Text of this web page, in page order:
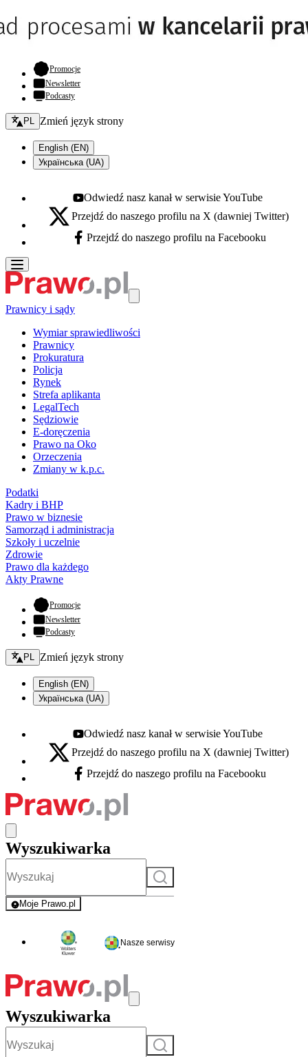
Promocje- otwiera się w nowej karcie
Newsletter
Podcasty
Zmień język - bieżący:
PL Zmień język strony
English (EN)
Українська (UA)
Youtube - otwiera się w nowej karcie
Odwiedź nasz kanał w serwisie YouTube
X - otwiera się w nowej karcie
Przejdź do naszego profilu na X (dawniej Twitter)
Facebook - otwiera się w nowej karcie
Przejdź do naszego profilu na Facebooku
Prawnicy i sądy
Wymiar sprawiedliwości
Prawnicy
Prokuratura
Policja
Rynek
Strefa aplikanta
LegalTech
Sędziowie
E-doręczenia
Prawo na Oko
Orzeczenia
Zmiany w k.p.c.
Podatki
Kadry i BHP
Prawo w biznesie
Samorząd i administracja
Szkoły i uczelnie
Zdrowie
Prawo dla każdego
Akty Prawne
Promocje- otwiera się w nowej karcie
Newsletter
Podcasty
Zmień język - bieżący:
PL Zmień język strony
English (EN)
Українська (UA)
Youtube - otwiera się w nowej karcie
Odwiedź nasz kanał w serwisie YouTube
X - otwiera się w nowej karcie
Przejdź do naszego profilu na X (dawniej Twitter)
Facebook - otwiera się w nowej karcie
Przejdź do naszego profilu na Facebooku
Wyszukiwarka
Szukaj
Moje Prawo.pl
- rejestracja i logowanie do serwisu
Nasze serwisy
Wyszukiwarka
Szukaj